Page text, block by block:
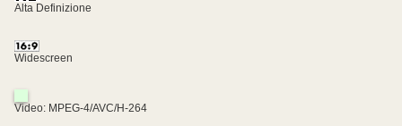
Alta Definizione
Widescreen
Video: MPEG-4/AVC/H-264